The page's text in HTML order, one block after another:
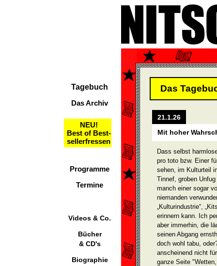
Tagebuch
Das Archiv
NEU!
Best of Best-
sellerfressen
Programme
Termine
Videos & Co.
Bücher
& CD's
Biographie
Das
21.1.26
Mit hoher
Dass selbst
pro toto bzw. Einer
sehen, im Kulturteil
Tinnef, groben
manch einer sogar
niemanden
„Kulturindustrie“,
erinnern kann. Ich
aber immerhin, die
seinen Abgang
doch wohl tabu,
anschei­nend nicht
ganze Seite